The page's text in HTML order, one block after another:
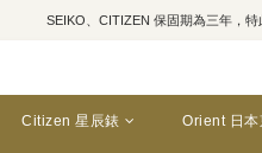
SEIKO、CITIZEN 保固期為三年，
Citizen 星辰錶 Orient 日本